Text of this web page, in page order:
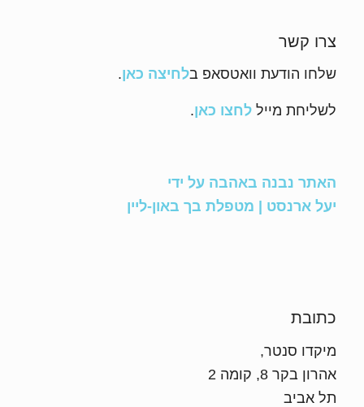
צרו קשר
שלחו הודעת וואטסאפ בלחיצה כאן.
לשליחת מייל לחצו כאן.
האתר נבנה באהבה על ידי
יעל ארנסט | מטפלת בך באון-ליין
כתובת
מיקדו סנטר,
אהרון בקר 8, קומה 2
תל אביב